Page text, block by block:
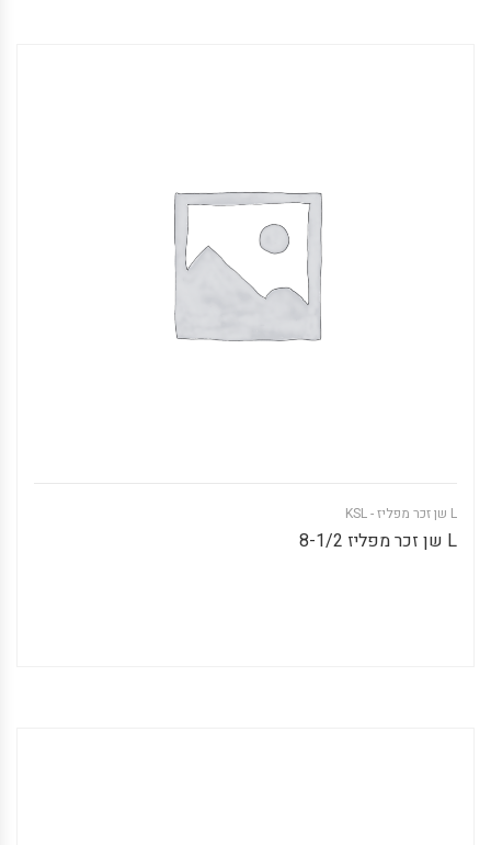
L שן זכר מפליז - KSL
L שן זכר מפליז 8-1/2